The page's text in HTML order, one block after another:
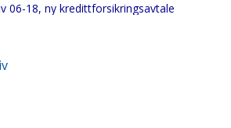
06-18, ny kredittforsikringsavtale